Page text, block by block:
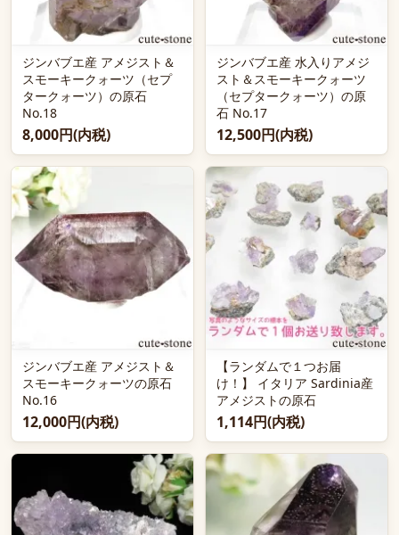
ジンバブエ産 アメジスト＆
スモーキークォーツ（セプ
タークォーツ）の原石
No.18
8,000円(内税)
ジンバブエ産 水入りアメジ
スト＆スモーキークォーツ
（セプタークォーツ）の原
石 No.17
12,500円(内税)
ジンバブエ産 アメジスト＆
スモーキークォーツの原石
No.16
12,000円(内税)
【ランダムで１つお届
け！】 イタリア Sardinia産
アメジストの原石
1,114円(内税)